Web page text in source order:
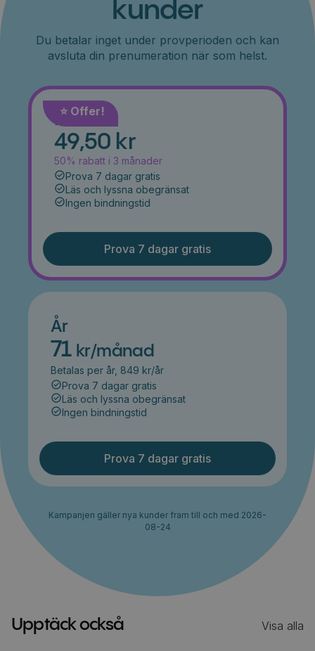
kunder
Du betalar inget under provperioden och kan
avsluta din prenumeration när som helst.
⭐️ Offer!
Månad
49,50 kr
50% rabatt i 3 månader
Prova 7 dagar gratis
Läs och lyssna obegränsat
Ingen bindningstid
Prova 7 dagar gratis
År
71 kr/månad
Betalas per år, 849 kr/år
Prova 7 dagar gratis
Läs och lyssna obegränsat
Ingen bindningstid
Prova 7 dagar gratis
Kampanjen gäller nya kunder fram till och med 2026-
08-24
Upptäck också Visa alla